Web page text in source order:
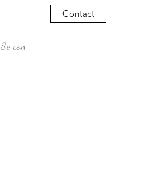
Contact
Se connecter